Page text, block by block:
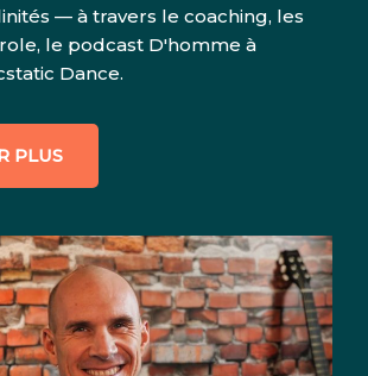
— à travers le coaching, les
le podcast D'homme à
Dance.
PLUS